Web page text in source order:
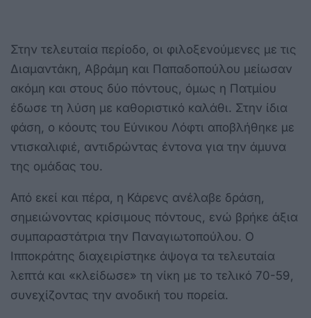
Στην τελευταία περίοδο, οι φιλοξενούμενες με τις
Διαμαντάκη, Αβράμη και Παπαδοπούλου μείωσαν
ακόμη και στους δύο πόντους, όμως η Πατμίου
έδωσε τη λύση με καθοριστικό καλάθι. Στην ίδια
φάση, ο κόουτς του Εύνικου Λόφτι αποβλήθηκε με
ντισκαλιφιέ, αντιδρώντας έντονα για την άμυνα
της ομάδας του.
Από εκεί και πέρα, η Κάρενς ανέλαβε δράση,
σημειώνοντας κρίσιμους πόντους, ενώ βρήκε άξια
συμπαραστάτρια την Παναγιωτοπούλου. Ο
Ιπποκράτης διαχειρίστηκε άψογα τα τελευταία
λεπτά και «κλείδωσε» τη νίκη με το τελικό 70-59,
συνεχίζοντας την ανοδική του πορεία.